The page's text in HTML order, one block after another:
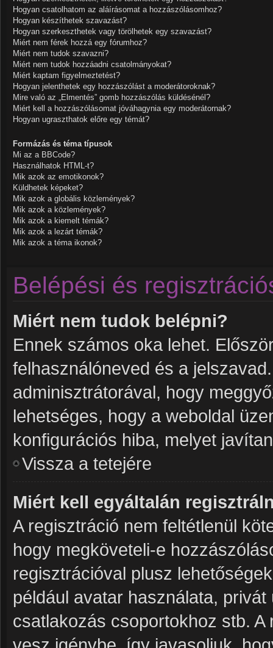
Hogyan csatolhatom az aláírásomat a hozzászólásomhoz?
Hogyan készíthetek szavazást?
Hogyan szerkeszthetek vagy törölhetek egy szavazást?
Miért nem férek hozzá egy fórumhoz?
Miért nem tudok szavazni?
Miért nem tudok hozzáadni csatolmányokat?
Miért kaptam figyelmeztetést?
Hogyan jelenthetek egy hozzászólást a moderátoroknak?
Mire való az „Elmentés” gomb hozzászólás küldésénél?
Miért kell a hozzászólásomat jóváhagynia egy moderátornak?
Hogyan ugraszthatok előre egy témát?
Formázás és téma típusok
Mi az a BBCode?
Használhatok HTML-t?
Mik azok az emotikonok?
Küldhetek képeket?
Mik azok a globális közlemények?
Mik azok a közlemények?
Mik azok a kiemelt témák?
Mik azok a lezárt témák?
Mik azok a téma ikonok?
Belépési és
Miért nem tudok belépni?
Ennek számos oka lehet.
felhasználóneved és a
adminisztrátorával, hogy
lehetséges, hogy a weboldal
konfigurációs hiba, melyet
Vissza a tetejére
Miért kell egyáltalán
A regisztráció nem feltétlenül
hogy megköveteli-e
regisztrációval plusz
például avatar használata,
csatlakozás csoportokhoz stb.